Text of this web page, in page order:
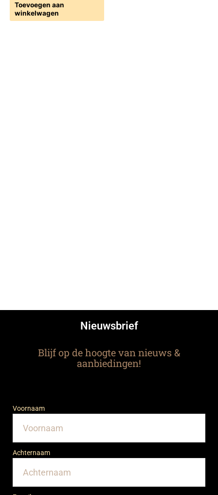
Toevoegen aan
winkelwagen
Nieuwsbrief
Blijf op de hoogte van nieuws &
aanbiedingen!
Voornaam
Achternaam